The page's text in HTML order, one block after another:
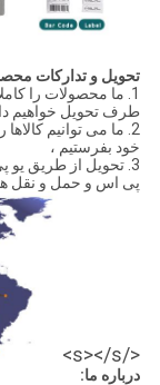
تحویل و تدارکات
1. ما محصولات را
طرف تحویل خواهیم
2. ما می توانیم
خود بفرستیم ،
3. تحویل از طریق
پی اس و حمل و نقل
</s></s>
درباره ما: